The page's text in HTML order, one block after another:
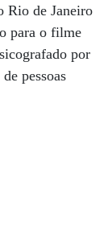
Rio de Janeiro
para o filme
por
pessoas